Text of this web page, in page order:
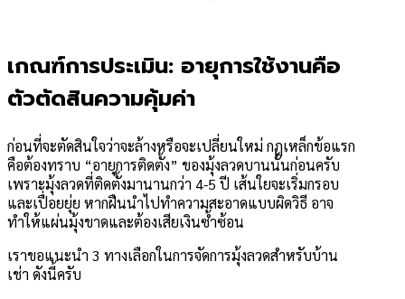
เกณฑ์การประเมิน: อายุการใช้งานคือ
ตัวตัดสินความคุ้มค่า
ก่อนที่จะตัดสินใจว่าจะล้างหรือจะเปลี่ยนใหม่ กฎเหล็กข้อแรก
คือต้องทราบ “อายุการติดตั้ง” ของมุ้งลวดบานนั้นก่อนครับ
เพราะมุ้งลวดที่ติดตั้งมานานกว่า 4-5 ปี เส้นใยจะเริ่มกรอบ
และเปื่อยยุ่ย หากฝืนนำไปทำความสะอาดแบบผิดวิธี อาจ
ทำให้แผ่นมุ้งขาดและต้องเสียเงินซ้ำซ้อน
เราขอแนะนำ 3 ทางเลือกในการจัดการมุ้งลวดสำหรับบ้าน
เช่า ดังนี้ครับ